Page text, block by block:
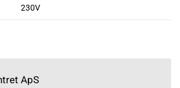
230V
ApS